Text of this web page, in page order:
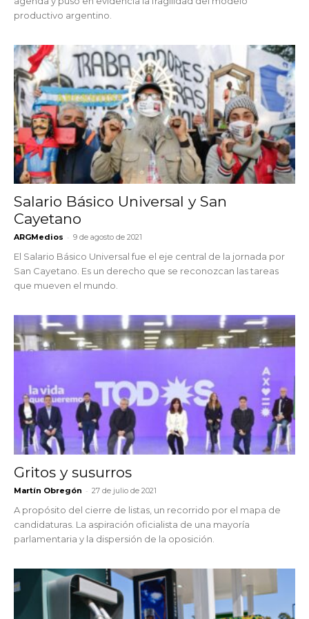
productivo argentino.
Salario Básico Universal y San
Cayetano
ARGMedios - 9 de agosto de 2021
El Salario Básico Universal fue el eje central de la jornada por
San Cayetano. Es un derecho que se reconozcan las tareas
que mueven el mundo.
Gritos y susurros
Martín Obregón - 27 de julio de 2021
A propósito del cierre de listas, un recorrido por el mapa de
candidaturas. La aspiración oficialista de una mayoría
parlamentaria y la dispersión de la oposición.